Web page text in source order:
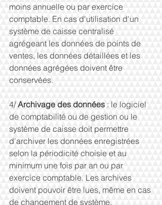
moins annuelle ou par exercice
comptable. En cas d'utilisation d'un
système de caisse centralisé
agrégeant les données de points de
ventes, les données détaillées et les
données agrégées doivent être
conservées.
4/ Archivage des données : le logiciel
de comptabilité ou de gestion ou le
système de caisse doit permettre
d'archiver les données enregistrées
selon la périodicité choisie et au
minimum une fois par an ou par
exercice comptable. Les archives
doivent pouvoir être lues, même en cas
de changement de système.